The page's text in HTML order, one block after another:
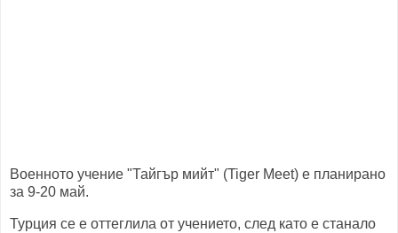
Военното учение "Тайгър мийт" (Tiger Meet) е планирано
за 9-20 май.
Турция се е оттеглила от учението, след като е станало